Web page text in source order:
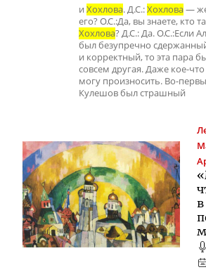
и Хохлова. Д.С.:Хохлова—
его? О.С.:Да, вы знаете, кто
Хохлова? Д.С.: Да. О.С.:Если
был безупречно
и корректный, то эта пара
совсем другая. Даже кое-
могу произносить. Во-
Кулешов был страшный